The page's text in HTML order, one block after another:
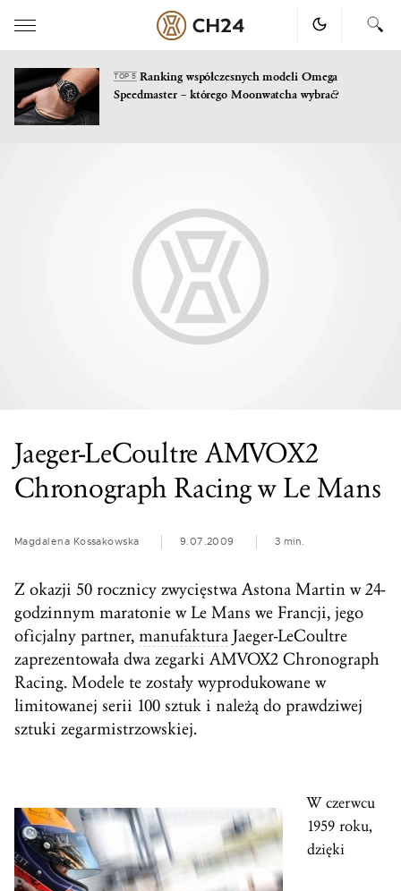
TOP 5Ranking współczesnych modeli Omega
Speedmaster – którego Moonwatcha wybrać?
Jaeger-LeCoultre AMVOX2
Chronograph Racing w Le Mans
Magdalena Kossakowska 9.07.2009 3 min.
Z okazji 50 rocznicy zwycięstwa Astona Martin w 24-
godzinnym maratonie w Le Mans we Francji, jego
oficjalny partner, manufaktura Jaeger-LeCoultre
zaprezentowała dwa zegarki AMVOX2 Chronograph
Racing. Modele te zostały wyprodukowane w
limitowanej serii 100 sztuk i należą do prawdziwej
sztuki zegarmistrzowskiej.
W czerwcu
1959 roku,
dzięki